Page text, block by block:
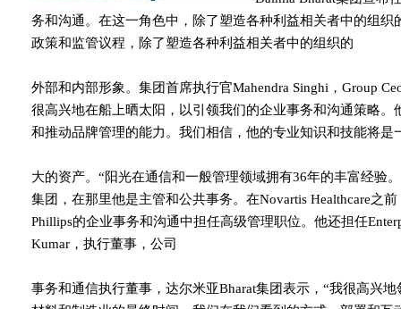
务和沟通。在这一角色中，除了塑造各种利益相关者中的组
政策和监管议程，除了塑造各种利益相关者中的组织的
外部和内部形象。集团首席执行官Mahendra Singhi，Group
很高兴地在船上晒太阳，以引领我们的企业事务和沟通策略
和推动品牌管理的能力。我们相信，他的专业知识和技能将是
大的资产。“阳光在通信和一般管理领域拥有36年的丰富经验
集团，在那里他是主管和公共事务。在Novartis Healthcare之
Phillips的企业事务和沟通中担任高级管理职位。他还担任
Kumar，执行董事，公司
事务和通信执行董事，达尔米亚Bharat集团表示，“我很高兴